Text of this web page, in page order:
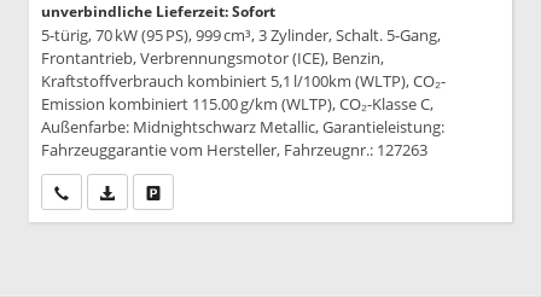
unverbindliche Lieferzeit: Sofort
5-türig, 70 kW (95 PS), 999 cm³, 3 Zylinder, Schalt. 5-Gang,
Frontantrieb, Verbrennungsmotor (ICE), Benzin,
Kraftstoffverbrauch kombiniert 5,1 l/100km (WLTP), CO₂-
Emission kombiniert 115.00 g/km (WLTP), CO₂-Klasse C,
Außenfarbe: Midnightschwarz Metallic, Garantieleistung:
Fahrzeuggarantie vom Hersteller, Fahrzeugnr.: 127263
Wir rufen Sie anPDF-Datei, Fahrzeugexposé drucken